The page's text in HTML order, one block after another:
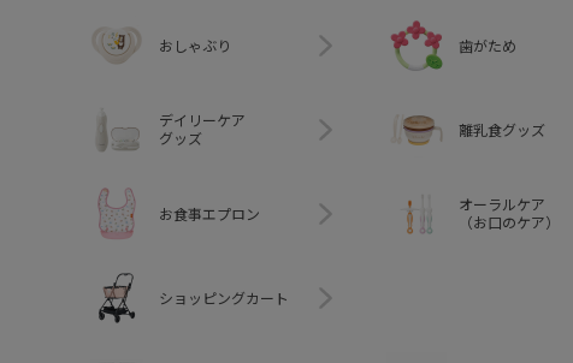
おしゃぶり 歯がため
デイリーケア
グッズ
離乳食グッズ
お食事エプロン
オーラルケア
（お口のケア）
ショッピングカート